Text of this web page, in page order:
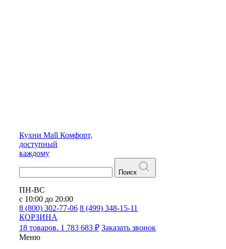
Кухни Mall Комфорт,
доступный
каждому
Поиск
ПН-ВС
с 10:00 до 20:00
8 (800) 302-77-06 8 (499) 348-15-11
КОРЗИНА
18 товаров. 1 783 683 ₽ Заказать звонок
Меню